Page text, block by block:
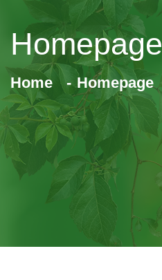
Homepage
Home Homepage